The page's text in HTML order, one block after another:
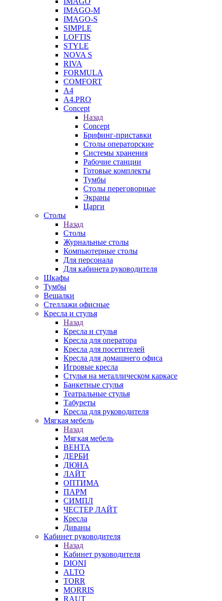
IMAGO-M
IMAGO-S
SIMPLE
LOFTIS
STYLE
NOVA S
RIVA
FORMULA
COMFORT
A4
A4.PRO
Concept
Назад
Concept
Брифинг-приставки
Столы операторские
Системы хранения
Рабочие станции
Готовые комплекты
Тумбы
Столы переговорные
Экраны
Царги
Столы
Назад
Столы
Журнальные столы
Компьютерные столы
Для персонала
Для кабинета руководителя
Шкафы
Тумбы
Вешалки
Стеллажи офисные
Кресла и стулья
Назад
Кресла и стулья
Кресла для оператора
Кресла для посетителей
Кресла для домашнего офиса
Игровые кресла
Стулья на металлическом каркасе
Банкетные стулья
Театральные стулья
Табуреты
Кресла для руководителя
Мягкая мебель
Назад
Мягкая мебель
ВЕНТА
ДЕРБИ
ДЮНА
ЛАЙТ
ОПТИМА
ПАРМ
СИМПЛ
ЧЕСТЕР ЛАЙТ
Кресла
Диваны
Кабинет руководителя
Назад
Кабинет руководителя
DIONI
ALTO
TORR
MORRIS
RAUT